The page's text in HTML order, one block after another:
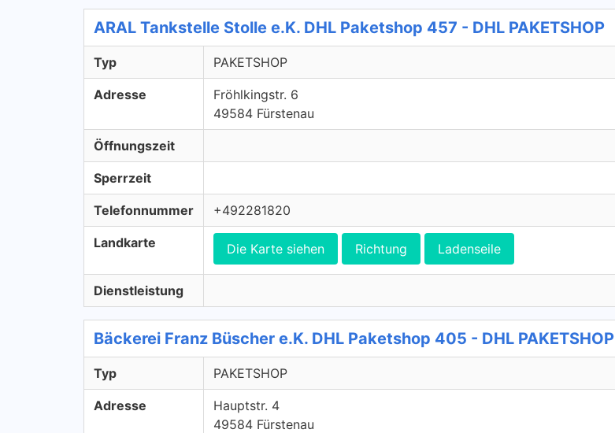
ARAL Tankstelle Stolle e.K. DHL Paketshop 457 - DHL PAKETSHOP
Typ PAKETSHOP
Adresse
Fröhlkingstr. 6
49584 Fürstenau
Öffnungszeit
Sperrzeit
Telefonnummer +492281820
Landkarte Die Karte siehen Richtung Ladenseile
Dienstleistung
Bäckerei Franz Büscher e.K. DHL Paketshop 405 - DHL PAKETSHOP
Typ PAKETSHOP
Adresse
Hauptstr. 4
49584 Fürstenau